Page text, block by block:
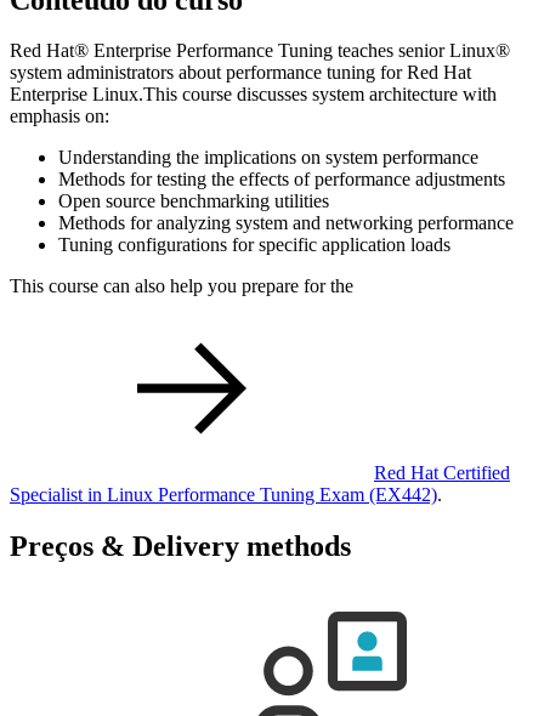
Red Hat® Enterprise Performance Tuning teaches senior Linux®
system administrators about performance tuning for Red Hat
Enterprise Linux.This course discusses system architecture with
emphasis on:
Understanding the implications on system performance
Methods for testing the effects of performance adjustments
Open source benchmarking utilities
Methods for analyzing system and networking performance
Tuning configurations for specific application loads
This course can also help you prepare for the
Red Hat Certified
Specialist in Linux Performance Tuning Exam (EX442).
Preços & Delivery methods